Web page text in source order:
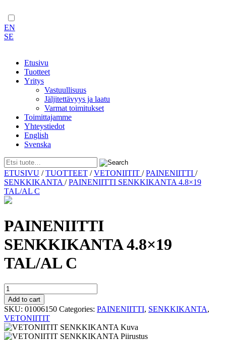
EN
SE
Etusivu
Tuotteet
Yritys
Vastuullisuus
Jäljitettävyys ja laatu
Varmat toimitukset
Toimittajamme
Yhteystiedot
English
Svenska
Skip
to
content
ETUSIVU /TUOTTEET /VETONIITIT /PAINENIITTI /
SENKKIKANTA /PAINENIITTI SENKKIKANTA 4.8×19
TAL/AL C
PAINENIITTI
SENKKIKANTA 4.8×19
TAL/AL C
PAINENIITTI
SENKKIKANTA
4.8x19
TAL/AL
C
quantity
Add to cart
SKU: 01006150 Categories: PAINENIITTI, SENKKIKANTA,
VETONIITIT